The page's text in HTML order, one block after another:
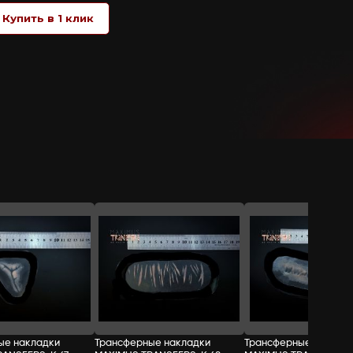
бумага), возьмите за защитный край
защитного слоя смочите кисть или
Добавить в корзину